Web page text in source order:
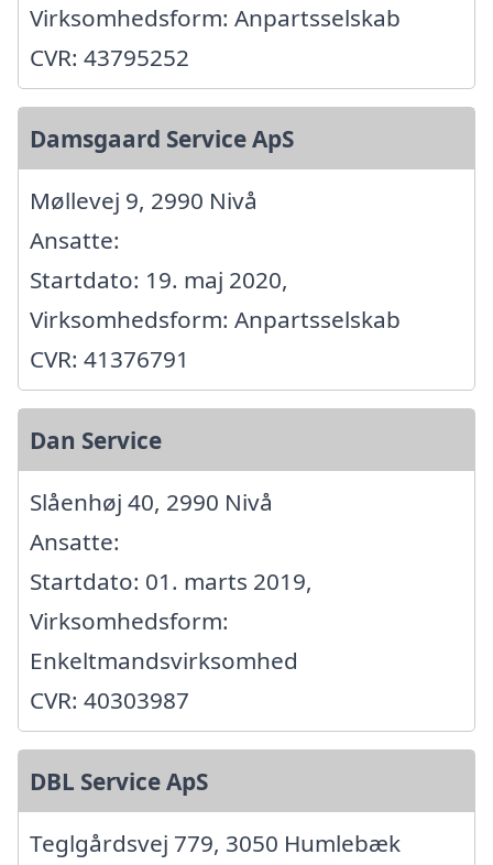
Virksomhedsform: Anpartsselskab
CVR: 43795252
Damsgaard Service ApS
Møllevej 9, 2990 Nivå
Ansatte:
Startdato: 19. maj 2020,
Virksomhedsform: Anpartsselskab
CVR: 41376791
Dan Service
Slåenhøj 40, 2990 Nivå
Ansatte:
Startdato: 01. marts 2019,
Virksomhedsform:
Enkeltmandsvirksomhed
CVR: 40303987
DBL Service ApS
Teglgårdsvej 779, 3050 Humlebæk